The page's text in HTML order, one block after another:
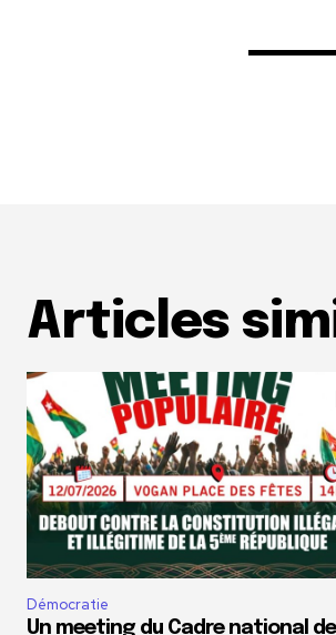
Articles
Démocratie
Un meeting du Cadre national de